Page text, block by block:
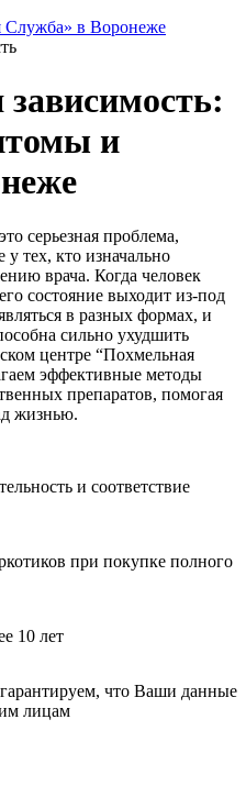
Служба» в Воронеже
и
серьезная проблема,
у тех, кто изначально
врача. Когда человек
состояние выходит из-под
в разных формах, и
сильно ухудшить
центре “Похмельная
эффективные методы
препаратов, помогая
жизнью.
и соответствие
при покупке полного
10 лет
что Ваши данные
лицам